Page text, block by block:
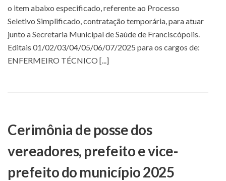
o item abaixo especificado, referente ao Processo
Seletivo Simplificado, contratação temporária, para atuar
junto a Secretaria Municipal de Saúde de Franciscópolis.
Editais 01/02/03/04/05/06/07/2025 para os cargos de:
ENFERMEIRO TÉCNICO [...]
Cerimônia de posse dos
vereadores, prefeito e vice-
prefeito do município 2025